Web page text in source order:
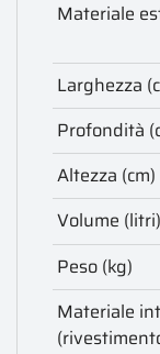
Materiale
Larghezza
Profondità
Altezza (cm)
Volume (litri)
Peso (kg)
Materiale